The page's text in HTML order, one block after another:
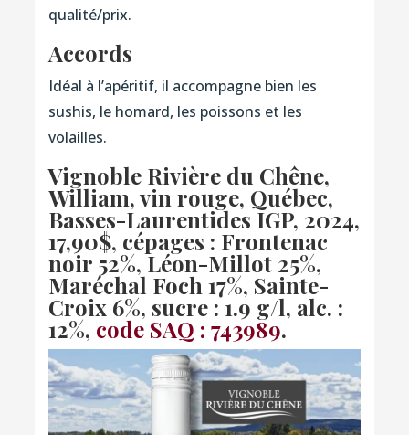
qualité/prix.
Accords
Idéal à l’apéritif, il accompagne bien les
sushis, le homard, les poissons et les
volailles.
Vignoble Rivière du Chêne,
William, vin rouge, Québec,
Basses-Laurentides IGP, 2024,
17,90$, cépages : Frontenac
noir 52%, Léon-Millot 25%,
Maréchal Foch 17%, Sainte-
Croix 6%, sucre : 1.9 g/l, alc. :
12%, code SAQ : 743989.